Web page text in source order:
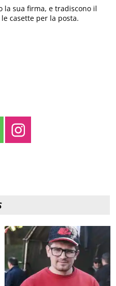
la sua firma, e tradiscono il
casette per la posta.